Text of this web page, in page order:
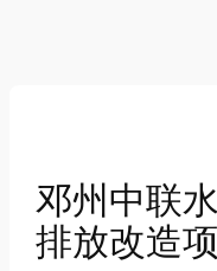
邓州中联
排放改造